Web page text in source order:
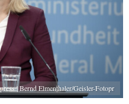
| Bernd Elmenthaler/Geisler-Fotopr